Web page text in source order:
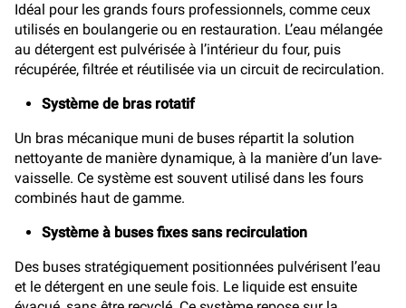
Idéal pour les grands fours professionnels, comme ceux
utilisés en boulangerie ou en restauration. L’eau mélangée
au détergent est pulvérisée à l’intérieur du four, puis
récupérée, filtrée et réutilisée via un circuit de recirculation.
Système de bras rotatif
Un bras mécanique muni de buses répartit la solution
nettoyante de manière dynamique, à la manière d’un lave-
vaisselle. Ce système est souvent utilisé dans les fours
combinés haut de gamme.
Système à buses fixes sans recirculation
Des buses stratégiquement positionnées pulvérisent l’eau
et le détergent en une seule fois. Le liquide est ensuite